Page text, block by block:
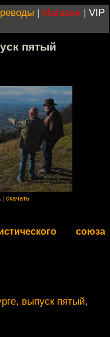
| Магазин | VIP
пятый
скачать
союза
выпуск пятый,